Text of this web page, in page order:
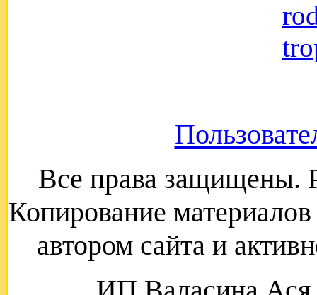
Все права защищены.
Копирование
автором сайта и